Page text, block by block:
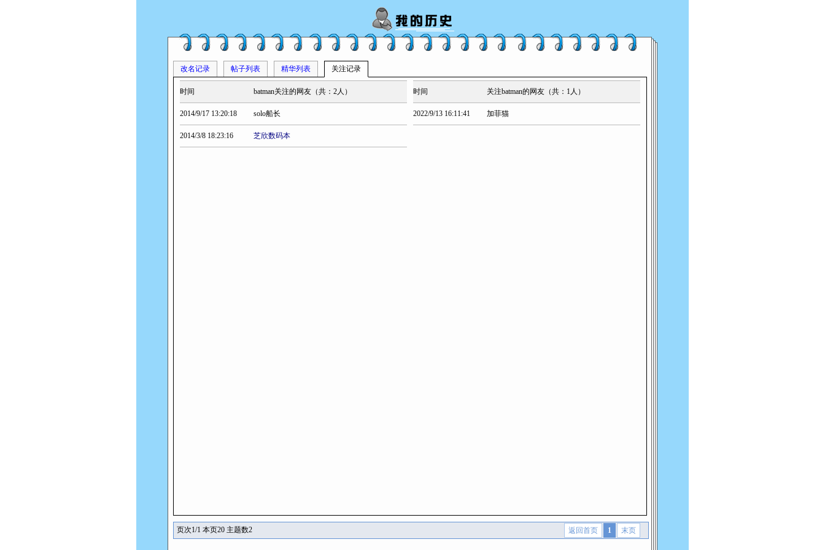
改名记录 帖子列表 精华列表 关注记录
时间 batman关注的网友（共：2人）
2014/9/17 13:20:18 solo船长
2014/3/8 18:23:16 芝欣数码本
时间 关注batman的网友（共：1人）
2022/9/13 16:11:41 加菲猫
页次1/1 本页20 主题数2 返回首页 1 末页